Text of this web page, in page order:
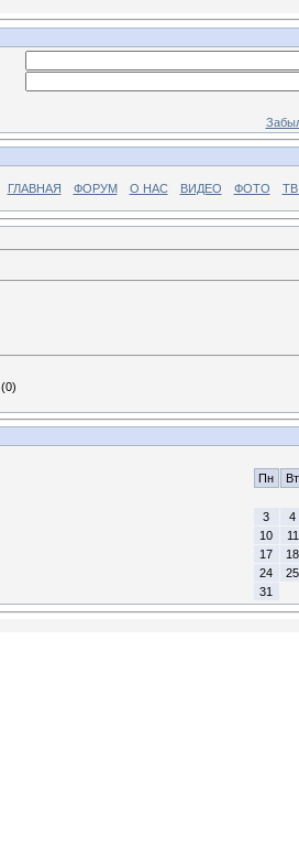
ГЛАВНАЯ ФОРУМ О НАС ВИДЕО ФОТО ТВ
(0)
Пн Вт
3
4
10
11
17
18
24
25
31